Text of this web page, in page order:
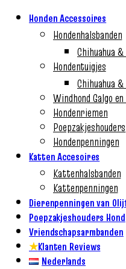
Honden Accessoires
Hondenhalsbanden
Chihuahua
Hondentuigjes
Chihuahua
Windhond Galgo
Hondenriemen
Poepzakjeshouders
Hondenpenningen
Katten Accesoires
Kattenhalsbanden
Kattenpenningen
Dierenpenningen van
Poepzakjeshouders Hond
Vriendschapsarmbanden
★Klanten Reviews
Nederlands